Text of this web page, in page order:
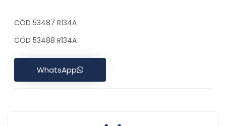
CÓD 53487 R134A
CÓD 53488 R134A
WhatsApp